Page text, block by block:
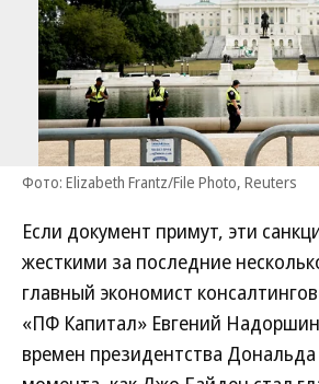
Фото: Elizabeth Frantz/File Photo, Reuters
Если документ примут, эти
жесткими за последние
главный экономист
«ПФ Капитал» Евгений
времен президентства Дональда